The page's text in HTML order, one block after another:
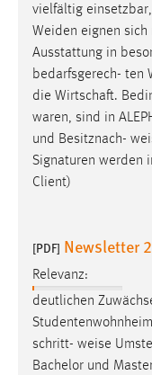
vielfältig
Weiden eignen
Ausstattung in
bedarfsgerech- ten
die Wirtschaft.
waren, sind in
und Besitznach-
Signaturen werden
Client)
[PDF] Newsletter
Relevanz:
deutlichen
schritt- weise
Bachelor und